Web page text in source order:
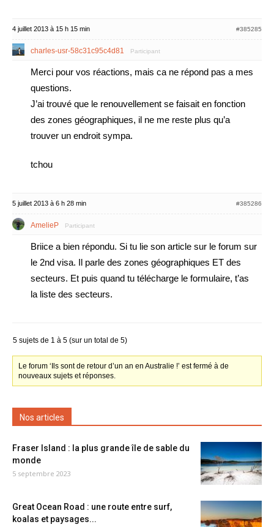
4 juillet 2013 à 15 h 15 min #385285
charles-usr-58c31c95c4d81 Participant
Merci pour vos réactions, mais ca ne répond pas a mes
questions.
J’ai trouvé que le renouvellement se faisait en fonction
des zones géographiques, il ne me reste plus qu’a
trouver un endroit sympa.
tchou
5 juillet 2013 à 6 h 28 min #385286
AmelieP Participant
Briice a bien répondu. Si tu lie son article sur le forum sur
le 2nd visa. Il parle des zones géographiques ET des
secteurs. Et puis quand tu télécharge le formulaire, t’as
la liste des secteurs.
5 sujets de 1 à 5 (sur un total de 5)
Le forum ‘Ils sont de retour d’un an en Australie !’ est fermé à de
nouveaux sujets et réponses.
Nos articles
Fraser Island : la plus grande île de sable du
monde
5 septembre 2023
Great Ocean Road : une route entre surf,
koalas et paysages...